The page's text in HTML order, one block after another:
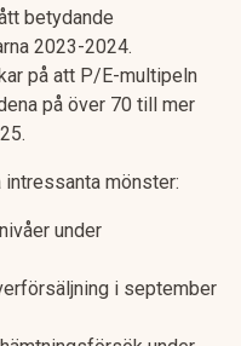
betydande
2023-2024.
på att P/E-multipeln
på över 70 till mer
mönster:
under
i september